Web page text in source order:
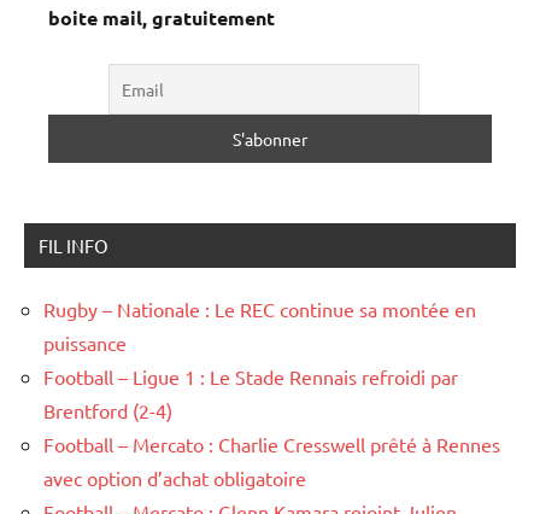
boite mail, gratuitement
FIL INFO
Rugby – Nationale : Le REC continue sa montée en
puissance
Football – Ligue 1 : Le Stade Rennais refroidi par
Brentford (2-4)
Football – Mercato : Charlie Cresswell prêté à Rennes
avec option d’achat obligatoire